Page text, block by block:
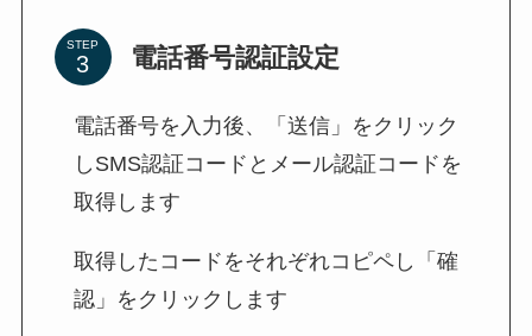
STEP 電話番号認証設定
電話番号を入力後、「送信」をクリック
しSMS認証コードとメール認証コードを
取得します
取得したコードをそれぞれコピペし「確
認」をクリックします